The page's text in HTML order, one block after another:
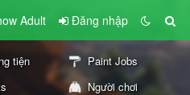
Adult Đăng nhập
tiện
Paint Jobs
Người chơi